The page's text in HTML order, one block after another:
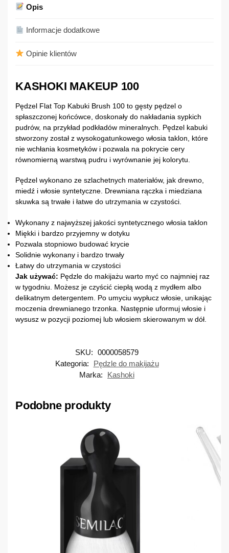
Opis
Informacje dodatkowe
Opinie klientów
KASHOKI MAKEUP 100
Pędzel Flat Top Kabuki Brush 100 to gęsty pędzel o
spłaszczonej końcówce, doskonały do nakładania sypkich
pudrów, na przykład podkładów mineralnych. Pędzel kabuki
stworzony został z wysokogatunkowego włosia taklon, które
nie wchłania kosmetyków i pozwala na pokrycie cery
równomierną warstwą pudru i wyrównanie jej kolorytu.
Pędzel wykonano ze szlachetnych materiałów, jak drewno,
miedź i włosie syntetyczne. Drewniana rączka i miedziana
skuwka są trwałe i łatwe do utrzymania w czystości.
Wykonany z najwyższej jakości syntetycznego włosia taklon
Miękki i bardzo przyjemny w dotyku
Pozwala stopniowo budować krycie
Solidnie wykonany i bardzo trwały
Łatwy do utrzymania w czystości
Jak używać: Pędzle do makijażu warto myć co najmniej raz
w tygodniu. Możesz je czyścić ciepłą wodą z mydłem albo
delikatnym detergentem. Po umyciu wypłucz włosie, unikając
moczenia drewnianego trzonka. Następnie uformuj włosie i
wysusz w pozycji poziomej lub włosiem skierowanym w dół.
SKU: 0000058579
Kategoria:
Pędzle do makijażu
Marka:
Kashoki
Podobne produkty